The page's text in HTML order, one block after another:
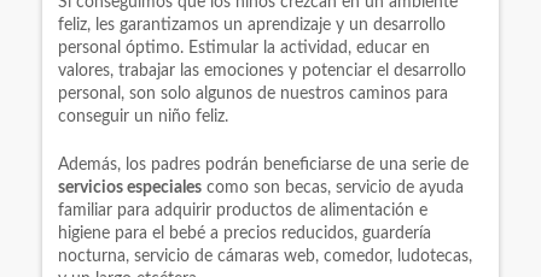
feliz, les garantizamos un aprendizaje y un desarrollo
personal óptimo. Estimular la actividad, educar en
valores, trabajar las emociones y potenciar el desarrollo
personal, son solo algunos de nuestros caminos para
conseguir un niño feliz.
Además, los padres podrán beneficiarse de una serie de
servicios especiales como son becas, servicio de ayuda
familiar para adquirir productos de alimentación e
higiene para el bebé a precios reducidos, guardería
nocturna, servicio de cámaras web, comedor, ludotecas,